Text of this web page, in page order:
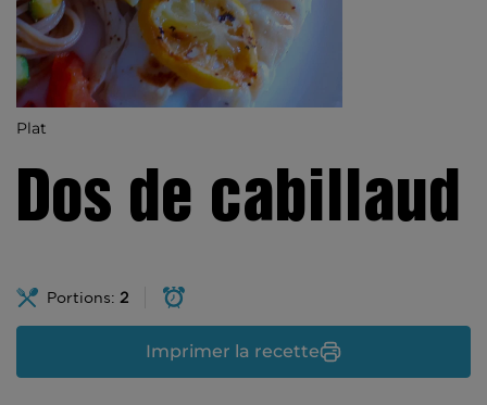
Plat
Dos de cabillaud
Portions: 2
Imprimer la recette